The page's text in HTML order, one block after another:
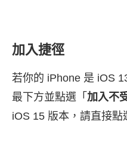
加入捷徑
若你的 iPhone 是 iOS
最下方並點選「 加入不
iOS 15 版本，請直接點